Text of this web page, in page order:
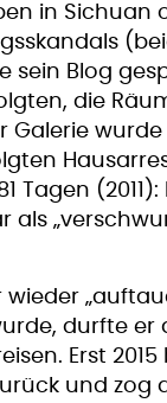
in Sichuan
sein Blog
die
Galerie wurde
Tagen
als
wieder
durfte er
Erst
und zog